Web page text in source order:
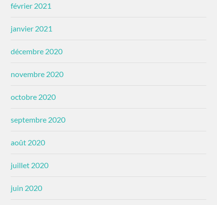
février 2021
janvier 2021
décembre 2020
novembre 2020
octobre 2020
septembre 2020
août 2020
juillet 2020
juin 2020